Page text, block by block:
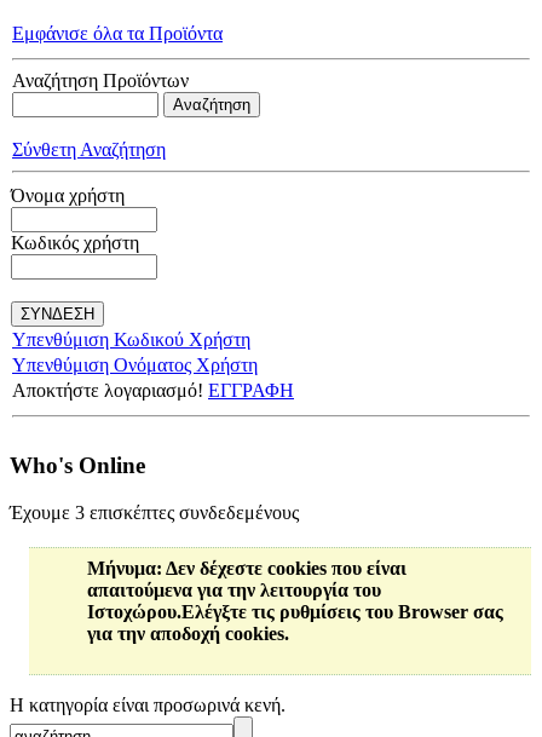
Εμφάνισε όλα τα Προϊόντα
Αναζήτηση Προϊόντων
Σύνθετη Αναζήτηση
Όνομα χρήστη
Κωδικός χρήστη
Υπενθύμιση Κωδικού Χρήστη
Υπενθύμιση Ονόματος Χρήστη
Αποκτήστε λογαριασμό! ΕΓΓΡΑΦΗ
Who's Online
Έχουμε 3 επισκέπτες συνδεδεμένους
Μήνυμα: Δεν δέχεστε cookies που είναι
απαιτούμενα για την λειτουργία του
Ιστοχώρου.Ελέγξτε τις ρυθμίσεις του Browser σας
για την αποδοχή cookies.
Η κατηγορία είναι προσωρινά κενή.